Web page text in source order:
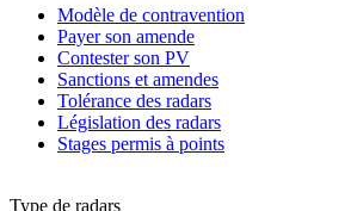
Modèle de contravention
Payer son amende
Contester son PV
Sanctions et amendes
Tolérance des radars
Législation des radars
Stages permis à points
Type de radars